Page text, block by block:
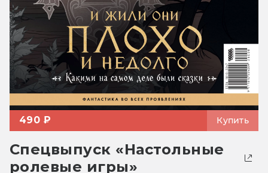
490 ₽ Купить
Спецвыпуск «Настольные
ролевые игры»